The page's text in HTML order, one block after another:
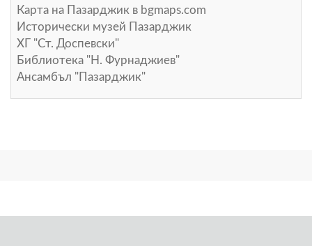
Карта на Пазарджик в bgmaps.com
Исторически музей Пазарджик
ХГ "Ст. Доспевски"
Библиотека "Н. Фурнаджиев"
Ансамбъл "Пазарджик"